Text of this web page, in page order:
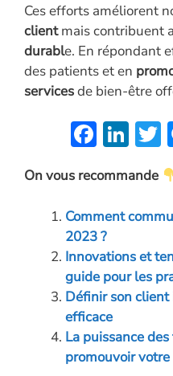
Ces efforts améliorent
clientmais contribuent
durable. En répondant
des patients et en
servicesde bien-être
F
e
b
o
o
k
Li
k
e
n
w
On vous recommande
Comment
2023 ?
Innovations et
guide pour les
Définir son
efficace
La puissance
promouvoir